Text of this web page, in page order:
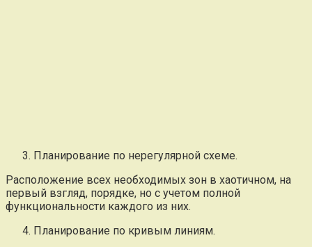
Планирование по нерегулярной схеме.
Расположение всех необходимых зон в хаотичном, на
первый взгляд, порядке, но с учетом полной
функциональности каждого из них.
Планирование по кривым линиям.